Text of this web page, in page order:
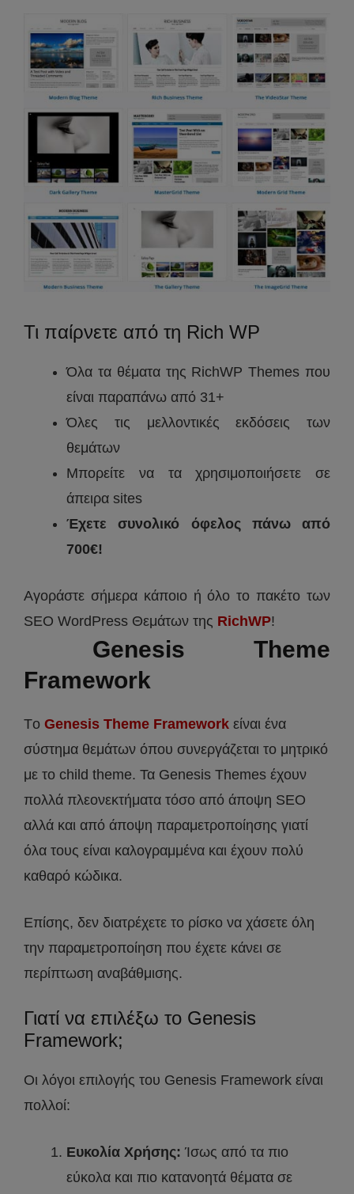
Τι παίρνετε από τη Rich WP
Όλα τα θέματα της RichWP Themes που
είναι παραπάνω από 31+
Όλες τις μελλοντικές εκδόσεις των
θεμάτων
Μπορείτε να τα χρησιμοποιήσετε σε
άπειρα sites
Έχετε συνολικό όφελος πάνω από
700€!
Αγοράστε σήμερα κάποιο ή όλο το πακέτο των
SEO WordPress Θεμάτων της RichWP!
Genesis Theme
Framework
Τo Genesis Theme Framework είναι ένα
σύστημα θεμάτων όπου συνεργάζεται το μητρικό
με το child theme. Τα Genesis Themes έχουν
πολλά πλεονεκτήματα τόσο από άποψη SEO
αλλά και από άποψη παραμετροποίησης γιατί
όλα τους είναι καλογραμμένα και έχουν πολύ
καθαρό κώδικα.
Επίσης, δεν διατρέχετε το ρίσκο να χάσετε όλη
την παραμετροποίηση που έχετε κάνει σε
περίπτωση αναβάθμισης.
Γιατί να επιλέξω το Genesis
Framework;
Οι λόγοι επιλογής του Genesis Framework είναι
πολλοί:
Ευκολία Χρήσης: Ίσως από τα πιο
εύκολα και πιο κατανοητά θέματα σε